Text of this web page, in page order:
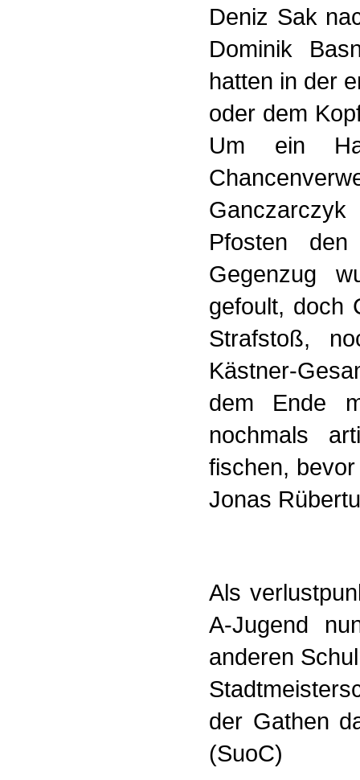
Deniz Sak
Dominik
hatten in der
oder dem
Um ein
Pfosten
Gegenzug
gefoult, doch
Strafstoß,
Kästner-
dem Ende
nochmals
fischen,
Jonas
Als
A-Jugend
anderen
der Gathen
(SuoC)